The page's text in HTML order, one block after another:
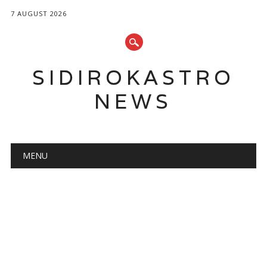
7 AUGUST 2026
SIDIROKASTRO
NEWS
Main menu
MENU